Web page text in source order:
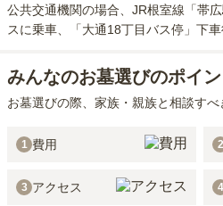
公共交通機関の場合、JR根室線「帯
スに乗車、「大通18丁目バス停」下
みんなのお墓選びのポイン
お墓選びの際、家族・親族と相談すべ
1 費用 2
3 アクセス 4